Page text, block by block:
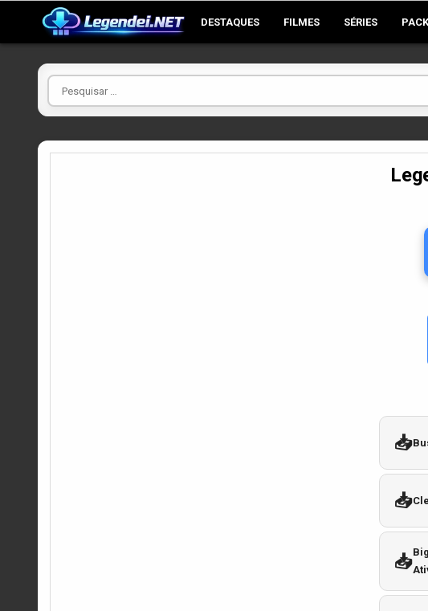
DESTAQUES FILMES SÉRIES
Pesquisar
por
📥
📥
📥